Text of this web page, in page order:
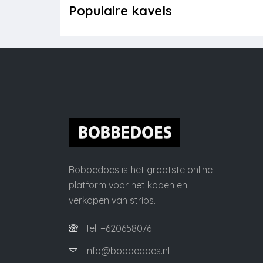
Populaire kavels
Bobbedoes is het grootste online
platform voor het kopen en
verkopen van strips.
Tel: +620658076
info@bobbedoes.nl